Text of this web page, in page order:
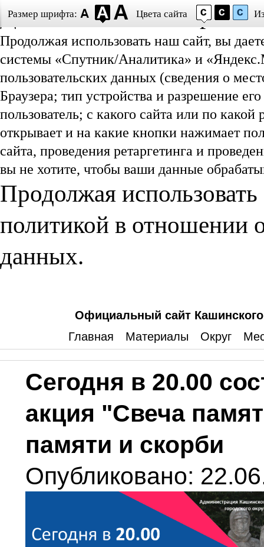
Даю согласие на
Продолжая использовать наш сайт, вы
системы «Спутник/Аналитика» и
пользовательских данных (сведения о
Браузера; тип устройства и разрешение
пользователь; с какого сайта или по
открывает и на какие кнопки нажимает
сайта, проведения ретаргетинга и
вы не хотите, чтобы ваши данные
Продолжая
политикой в отношении
данных.
Размер шрифта: Цвета сайта
Официальный сайт Кашинского
Главная
Материалы Округ
Сегодня в 20.00
акция "Свеча
памяти и скорби
Опубликовано: